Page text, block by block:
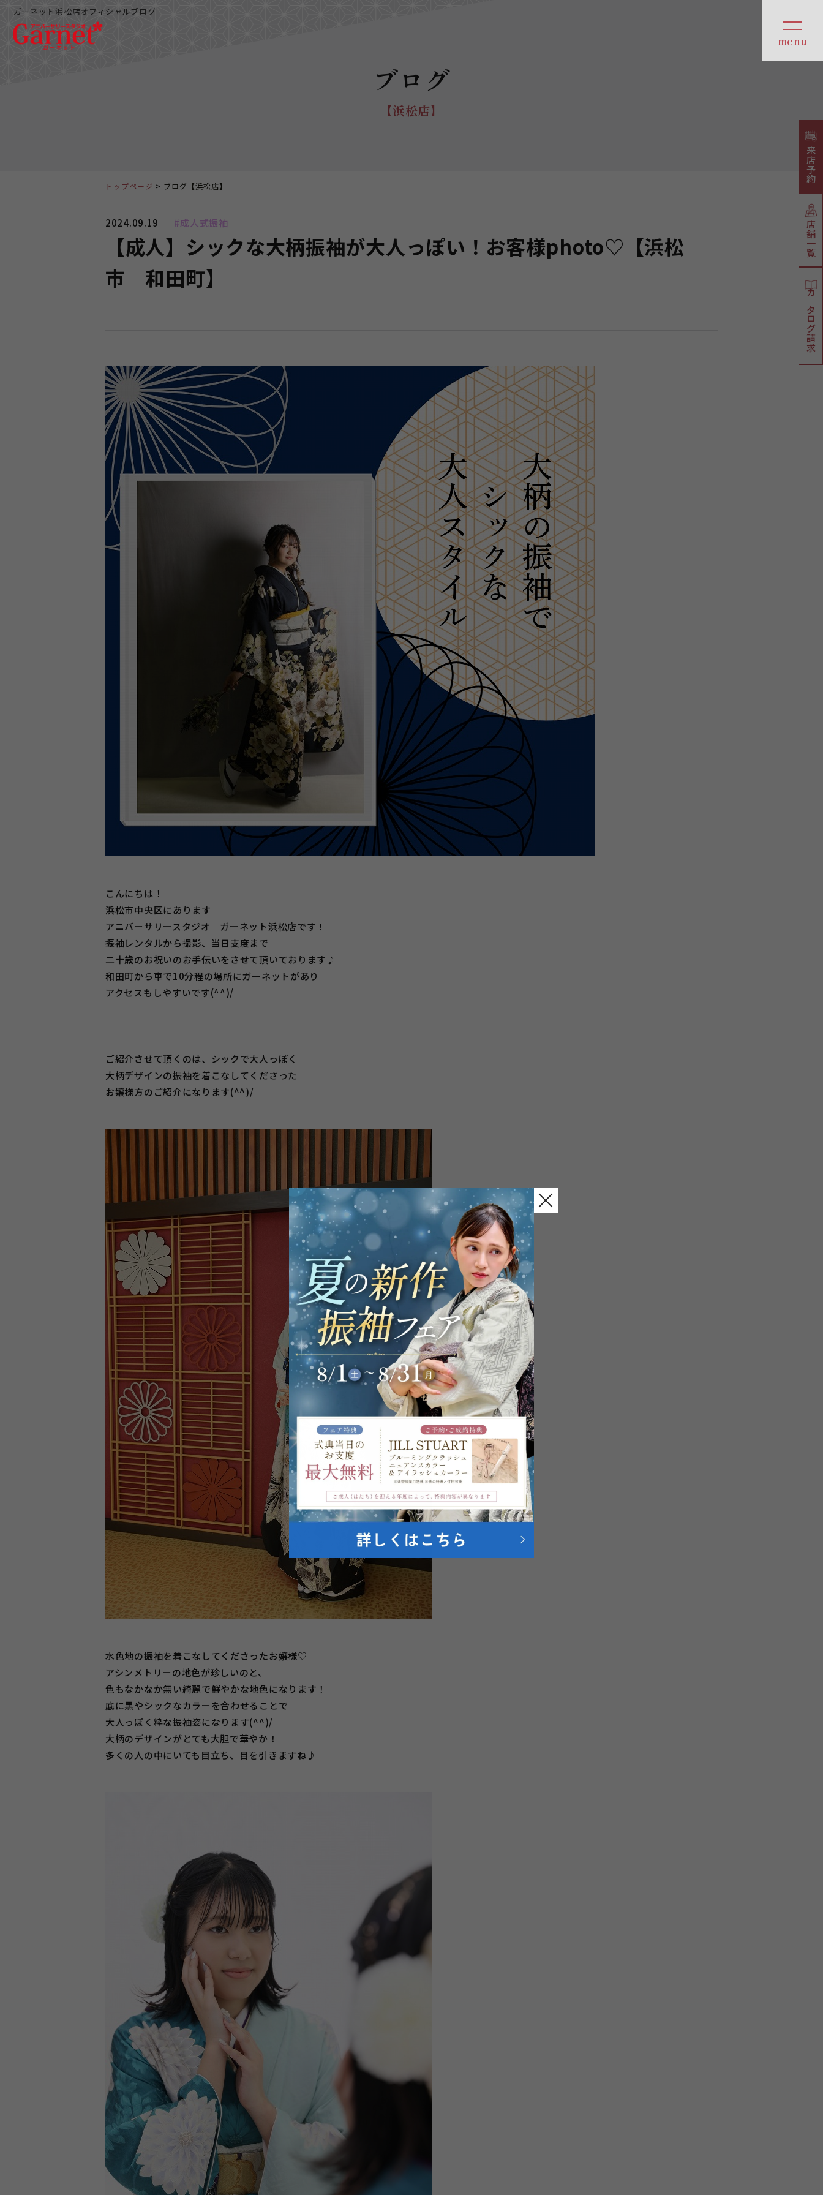
ガーネット浜松店オフィシャルブログ
ブログ
【浜松店】
2024.09.19 #成人式振袖
【成人】シックな大柄振袖が大人っぽい！お客様photo♡【浜松
市 和田町】
こんにちは！
浜松市中央区にあります
アニバーサリースタジオ ガーネット浜松店です！
振袖レンタルから撮影、当日支度まで
二十歳のお祝いのお手伝いをさせて頂いております♪
和田町から車で10分程の場所にガーネットがあり
アクセスもしやすいです(^^)/
ご紹介させて頂くのは、シックで大人っぽく
大柄デザインの振袖を着こなしてくださった
お嬢様方のご紹介になります(^^)/
水色地の振袖を着こなしてくださったお嬢様♡
アシンメトリーの地色が珍しいのと、
色もなかなか無い綺麗で鮮やかな地色になります！
底に黒やシックなカラーを合わせることで
大人っぽく粋な振袖姿になります(^^)/
大柄のデザインがとても大胆で華やか！
多くの人の中にいても目立ち、目を引きますね♪
トップページ ブログ【浜松店】
来店予約
店舗一覧
カタログ請求